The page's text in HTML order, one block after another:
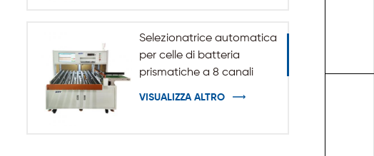
Selezionatrice automatica
per celle di batteria
prismatiche a 8 canali
VISUALIZZA ALTRO